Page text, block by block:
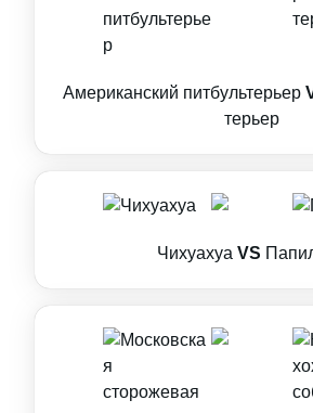
Американский питбультерьер
терьер
Чихуахуа VS